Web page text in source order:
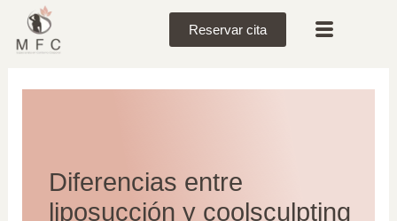
Reservar cita
Diferencias entre
liposucción y coolsculpting